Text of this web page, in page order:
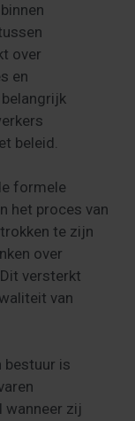
over
en
beleid.
formele
het proces van
te zijn
over
versterkt
van
bestuur is
wanneer zij